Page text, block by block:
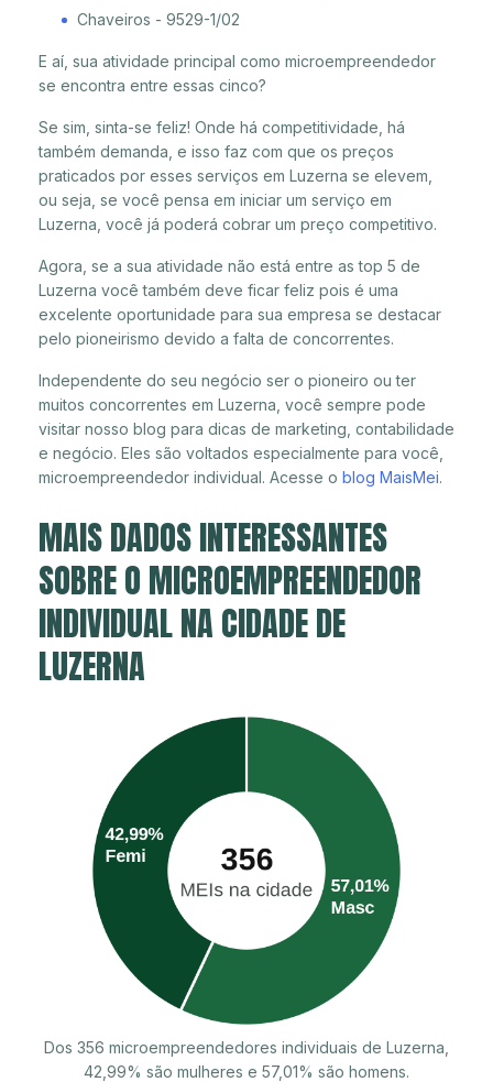
Chaveiros - 9529-1/02
E aí, sua atividade principal como microempreendedor
se encontra entre essas cinco?
Se sim, sinta-se feliz! Onde há competitividade, há
também demanda, e isso faz com que os preços
praticados por esses serviços em Luzerna se elevem,
ou seja, se você pensa em iniciar um serviço em
Luzerna, você já poderá cobrar um preço competitivo.
Agora, se a sua atividade não está entre as top 5 de
Luzerna você também deve ficar feliz pois é uma
excelente oportunidade para sua empresa se destacar
pelo pioneirismo devido a falta de concorrentes.
Independente do seu negócio ser o pioneiro ou ter
muitos concorrentes em Luzerna, você sempre pode
visitar nosso blog para dicas de marketing, contabilidade
e negócio. Eles são voltados especialmente para você,
microempreendedor individual. Acesse o blog MaisMei.
MAIS DADOS INTERESSANTES
SOBRE O MICROEMPREENDEDOR
INDIVIDUAL NA CIDADE DE
LUZERNA
Dos 356 microempreendedores individuais de Luzerna,
42,99% são mulheres e 57,01% são homens.